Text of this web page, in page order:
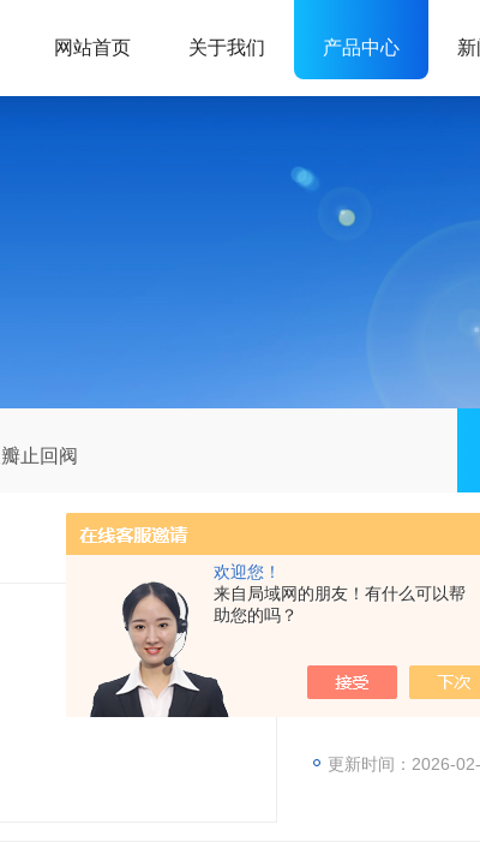
欢迎您！
来自局域网的朋友！有什么可以帮
助您的吗？
网站首页 关于我们 产品中心
止回阀
双瓣止回阀又称单
属于止回阀类。 启
动，以防止发生事
更新时间：2026-